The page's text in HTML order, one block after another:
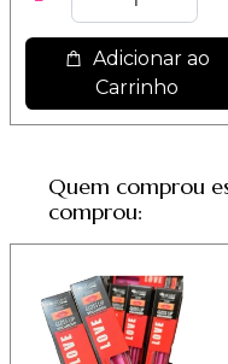
Adicionar ao
Carrinho
Quem comprou
comprou: